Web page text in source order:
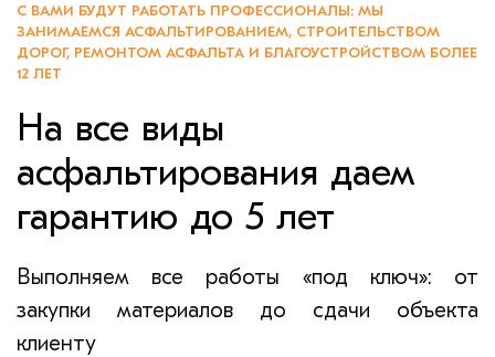
С ВАМИ БУДУТ РАБОТАТЬ ПРОФЕССИОНАЛЫ: МЫ
ЗАНИМАЕМСЯ АСФАЛЬТИРОВАНИЕМ, СТРОИТЕЛЬСТВОМ
ДОРОГ, РЕМОНТОМ АСФАЛЬТА И БЛАГОУСТРОЙСТВОМ БОЛЕЕ
12 ЛЕТ
На все виды
асфальтирования даем
гарантию до 5 лет
Выполняем все работы «под ключ»: от
закупки материалов до сдачи объекта
клиенту